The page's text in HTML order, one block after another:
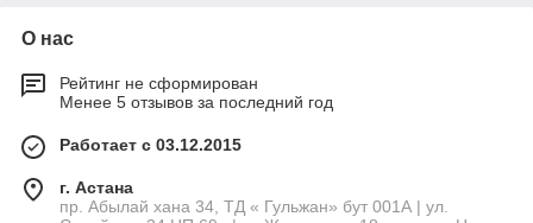
О нас
Рейтинг не сформирован
Менее 5 отзывов за последний год
Работает с 03.12.2015
г. Астана
пр. Абылай хана 34, ТД « Гульжан» бут 001А | ул.